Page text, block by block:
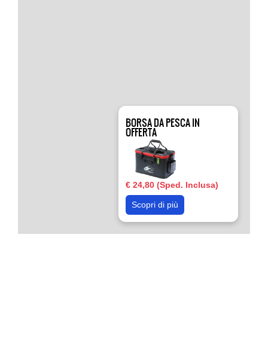
BORSA DA PESCA IN
OFFERTA
€ 24,80 (Sped. Inclusa)
Scopri di più